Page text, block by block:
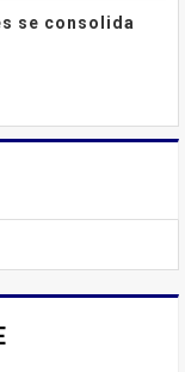
se consolida